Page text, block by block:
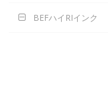
BEFハイRIインク